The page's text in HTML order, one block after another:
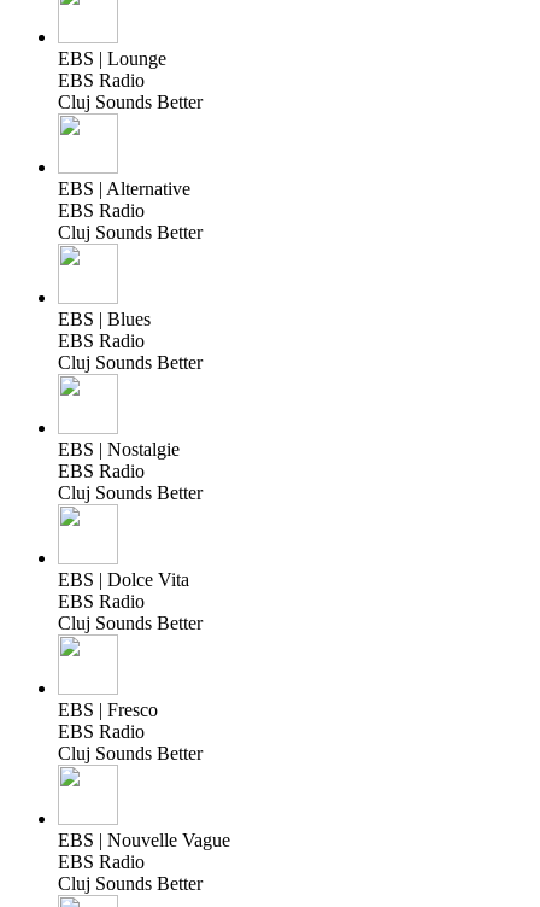
EBS | Lounge
EBS Radio
Cluj Sounds Better
EBS | Alternative
EBS Radio
Cluj Sounds Better
EBS | Blues
EBS Radio
Cluj Sounds Better
EBS | Nostalgie
EBS Radio
Cluj Sounds Better
EBS | Dolce Vita
EBS Radio
Cluj Sounds Better
EBS | Fresco
EBS Radio
Cluj Sounds Better
EBS | Nouvelle Vague
EBS Radio
Cluj Sounds Better